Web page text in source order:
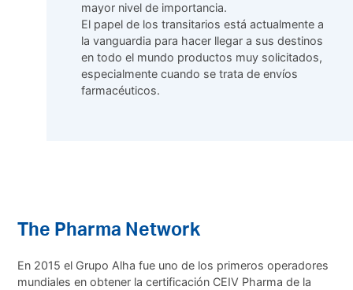
mayor nivel de importancia.
El papel de los transitarios está actualmente a
la vanguardia para hacer llegar a sus destinos
en todo el mundo productos muy solicitados,
especialmente cuando se trata de envíos
farmacéuticos.
The Pharma Network
En 2015 el Grupo Alha fue uno de los primeros operadores
mundiales en obtener la certificación CEIV Pharma de la